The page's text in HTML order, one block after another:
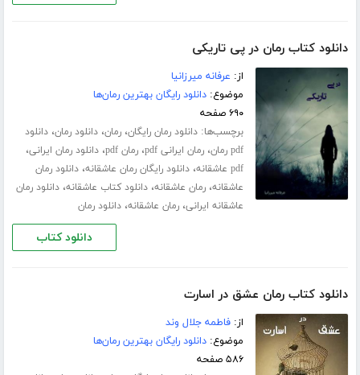
دانلود کتاب رمان در پی تاریکی
از: عرفانه میرزانیا
موضوع:دانلود رایگان بهترین رمان‌ها
۶۹۰ صفحه
برچسب‌ها:دانلود رمان رایگان،رمان،دانلود رمان،دانلود
pdf رمان
،رمان ایرانی pdf ،رمان pdf ،دانلود رمان ایرانی،
pdf عاشقانه ،دانلود رایگان رمان عاشقانه،دانلود رمان
عاشقانه،رمان عاشقانه،دانلود کتاب عاشقانه،دانلود رمان
عاشقانه ایرانی،رمان عاشقانه،دانلود رمان
دانلود کتاب
دانلود کتاب رمان عشق در اسارت
از:فاطمه جلال‌ وند
موضوع:دانلود رایگان بهترین رمان‌ها
۵۸۶ صفحه